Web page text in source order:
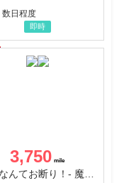
数日程度
即時
3,750